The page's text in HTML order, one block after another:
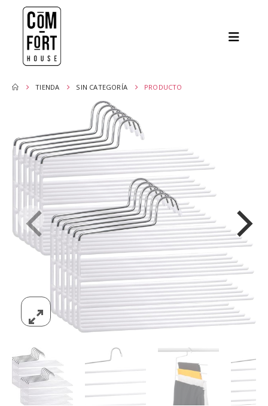
TIENDA SIN CATEGORÍA PRODUCTO